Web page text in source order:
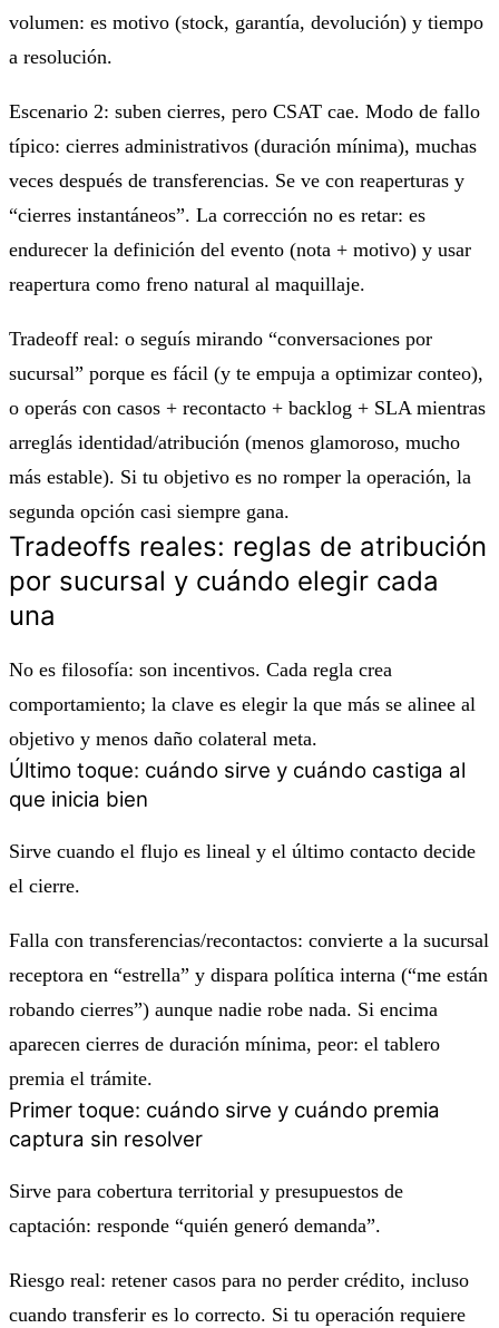
volumen: es motivo (stock, garantía, devolución) y tiempo
a resolución.
Escenario 2: suben cierres, pero CSAT cae. Modo de fallo
típico: cierres administrativos (duración mínima), muchas
veces después de transferencias. Se ve con reaperturas y
“cierres instantáneos”. La corrección no es retar: es
endurecer la definición del evento (nota + motivo) y usar
reapertura como freno natural al maquillaje.
Tradeoff real: o seguís mirando “conversaciones por
sucursal” porque es fácil (y te empuja a optimizar conteo),
o operás con casos + recontacto + backlog + SLA mientras
arreglás identidad/atribución (menos glamoroso, mucho
más estable). Si tu objetivo es no romper la operación, la
segunda opción casi siempre gana.
Tradeoffs reales: reglas de atribución
por sucursal y cuándo elegir cada
una
No es filosofía: son incentivos. Cada regla crea
comportamiento; la clave es elegir la que más se alinee al
objetivo y menos daño colateral meta.
Último toque: cuándo sirve y cuándo castiga al
que inicia bien
Sirve cuando el flujo es lineal y el último contacto decide
el cierre.
Falla con transferencias/recontactos: convierte a la sucursal
receptora en “estrella” y dispara política interna (“me están
robando cierres”) aunque nadie robe nada. Si encima
aparecen cierres de duración mínima, peor: el tablero
premia el trámite.
Primer toque: cuándo sirve y cuándo premia
captura sin resolver
Sirve para cobertura territorial y presupuestos de
captación: responde “quién generó demanda”.
Riesgo real: retener casos para no perder crédito, incluso
cuando transferir es lo correcto. Si tu operación requiere